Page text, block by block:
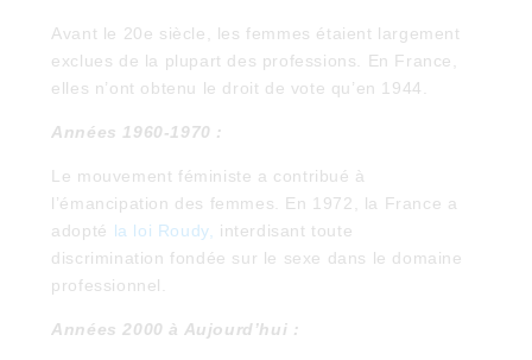
Avant le 20e siècle, les femmes étaient largement
exclues de la plupart des professions. En France,
elles n’ont obtenu le droit de vote qu’en 1944.
Années 1960-1970 :
Le mouvement féministe a contribué à
l’émancipation des femmes. En 1972, la France a
adopté la loi Roudy, interdisant toute
discrimination fondée sur le sexe dans le domaine
professionnel.
Années 2000 à Aujourd’hui :